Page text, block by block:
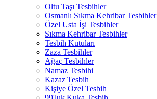
Oltu Taşı Tesbihler
Osmanlı Sıkma Kehribar Tesbihler
Özel Usta İşi Tesbihler
Sıkma Kehribar Tesbihler
Tesbih Kutuları
Zaza Tesbihler
Ağaç Tesbihler
Namaz Tesbihi
Kazaz Tesbih
Kişiye Özel Tesbih